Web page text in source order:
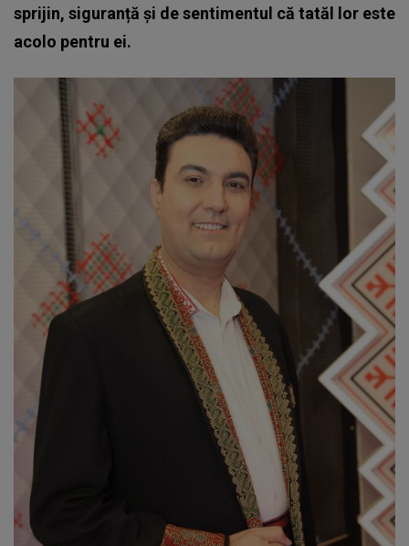
sprijin, siguranță și de sentimentul că tatăl lor este
acolo pentru ei.